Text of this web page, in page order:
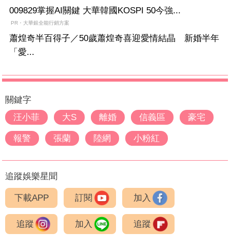
009829掌握AI關鍵 大華韓國KOSPI 50今強...
PR・大華銀全能行銷方案
蕭煌奇半百得子／50歲蕭煌奇喜迎愛情結晶 新婚半年
「愛...
關鍵字
汪小菲
大S 離婚 信義區 豪宅
報警 張蘭 陸網 小粉紅
追蹤娛樂星聞
下載APP 訂閱 加入
追蹤 加入 追蹤